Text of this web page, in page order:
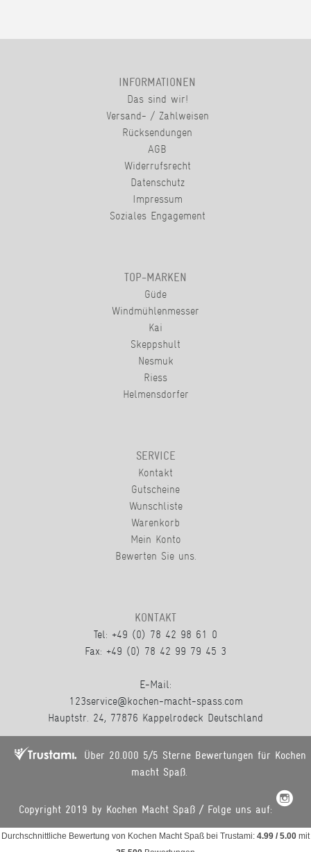
INFORMATIONEN
Das sind wir!
Versand- / Zahlweisen
Rücksendungen
AGB
Widerrufsrecht
Datenschutz
Impressum
Soziales Engagement
TOP-MARKEN
Güde
Windmühlenmesser
Kai
Skeppshult
Nesmuk
Riess
Helmensdorfer
SERVICE
Kontakt
Gutscheine
Wunschliste
Warenkorb
Mein Konto
Bewerten Sie uns.
KONTAKT
Tel: +49 (0) 78 42 98 61 0
Fax: +49 (0) 78 42 99 79 45 3
E-Mail:
123service@kochen-macht-spass.com
Hauptstr. 24, 77876 Kappelrodeck Deutschland
Über 20.000 5/5 Sterne Bewertungen für Kochen
macht Spaß.
Copyright 2019 by Kochen Macht Spaß / Folge uns auf:
Durchschnittliche Bewertung von Kochen Macht Spaß bei Trustami: 4.99 / 5.00 mit